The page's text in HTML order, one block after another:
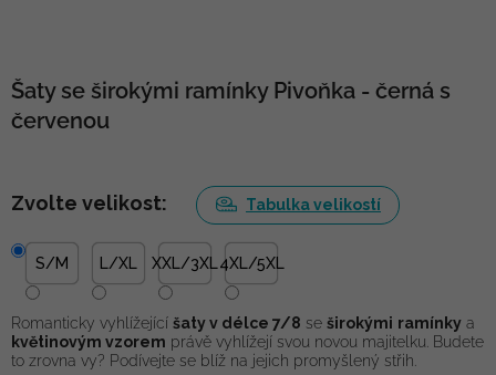
Šaty se širokými ramínky Pivoňka - černá s
červenou
Zvolte velikost: Tabulka velikostí
S/M L/XL XXL/3XL 4XL/5XL
Romanticky vyhlížející šaty v délce 7/8 se širokými ramínky a
květinovým vzorem právě vyhlížejí svou novou majitelku. Budete
to zrovna vy? Podívejte se blíž na jejich promyšlený střih.